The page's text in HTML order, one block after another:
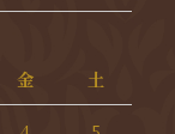
金 土